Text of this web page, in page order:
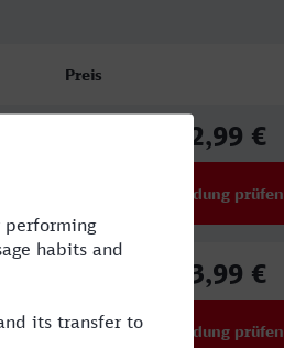
Preis
32,99 €
Verbindung prüfen
43,99 €
Verbindung prüfen